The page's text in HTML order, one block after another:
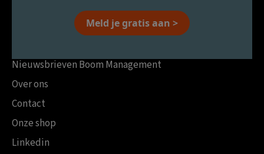
Meld je gratis aan >
Nieuwsbrieven Boom Management
Over ons
Contact
Onze shop
Linkedin